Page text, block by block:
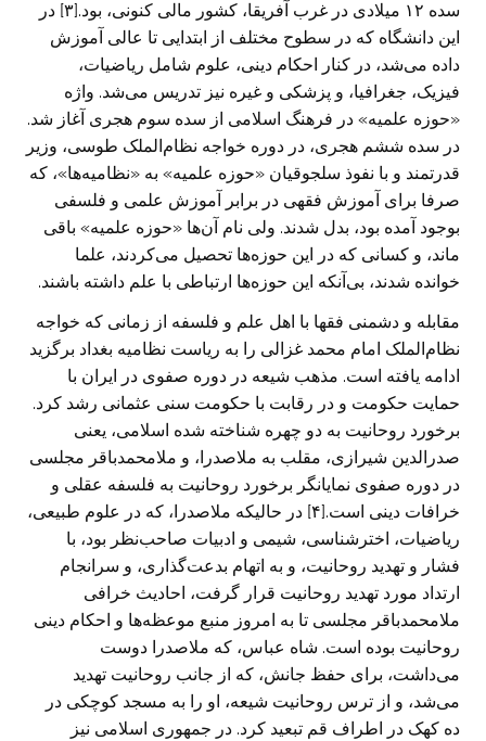
سده ۱۲ میلادی در غرب آفریقا، کشور مالی کنونی، بود.[۳] در
این دانشگاه که در سطوح مختلف از ابتدایی تا عالی آموزش
داده می‌شد، در کنار احکام دینی، علوم شامل ریاضیات،
فیزیک، جغرافیا، و پزشکی و غیره نیز تدریس می‌شد. واژه
«حوزه علمیه» در فرهنگ اسلامی از سده سوم هجری آغاز شد.
در سده ششم هجری، در دوره خواجه نظام‌الملک طوسی، وزیر
قدرتمند و با نفوذ سلجوقیان «حوزه علمیه» به «نظامیه‌ها»، که
صرفا برای آموزش فقهی در برابر آموزش علمی و فلسفی
بوجود آمده بود، بدل شدند. ولی نام آن‌ها «حوزه علمیه» باقی
ماند، و کسانی که در این حوزه‌ها تحصیل می‌کردند، علما
خوانده شدند، بی‌آنکه این حوزه‌ها ارتباطی با علم داشته باشند.
مقابله و دشمنی فقها با اهل علم و فلسفه از زمانی که خواجه
نظام‌الملک امام محمد غزالی را به ریاست نظامیه بغداد برگزید
ادامه یافته است. مذهب شیعه در دوره صفوی در ایران با
حمایت حکومت و در رقابت با حکومت سنی عثمانی رشد کرد.
برخورد روحانیت به دو چهره شناخته شده اسلامی، یعنی
صدرالدین شیرازی، مقلب به ملاصدرا، و ملامحمدباقر مجلسی
در دوره صفوی نمایانگر برخورد روحانیت به فلسفه عقلی و
خرافات دینی است.[۴] در حالیکه ملاصدرا، که در علوم طبیعی،
ریاضیات، اختر‌شناسی، شیمی و ادبیات صاحب‌نظر بود، با
فشار و تهدید روحانیت، و به اتهام بدعت‌گذاری، و سرانجام
ارتداد مورد تهدید روحانیت قرار گرفت، احادیث خرافی
ملامحمدباقر مجلسی تا به امروز منبع موعظه‌ها و احکام دینی
روحانیت بوده است. شاه عباس، که ملاصدرا دوست
می‌داشت، برای حفظ جانش، که از جانب روحانیت تهدید
می‌شد، و از ترس روحانیت شیعه، او را به مسجد کوچکی در
ده کهک در اطراف قم تبعید کرد. در جمهوری اسلامی نیز